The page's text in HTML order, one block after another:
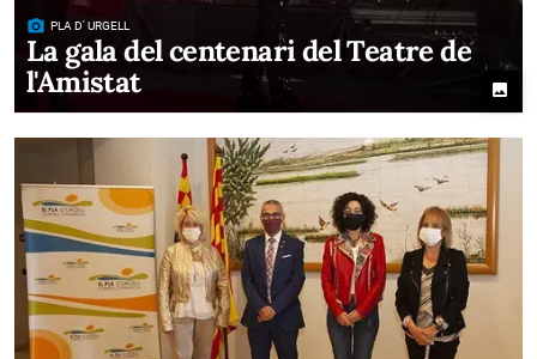
photo
photo_camera PLA D' URGELL
La gala del centenari del Teatre de
l'Amistat